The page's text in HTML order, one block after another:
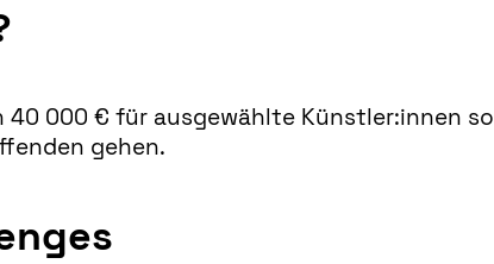
000 € für ausgewählte Künstler:innen
gehen.